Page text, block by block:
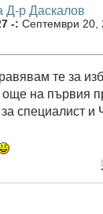
Д-р Даскалов
-: Септември 20,
те за
на първия
специалист и